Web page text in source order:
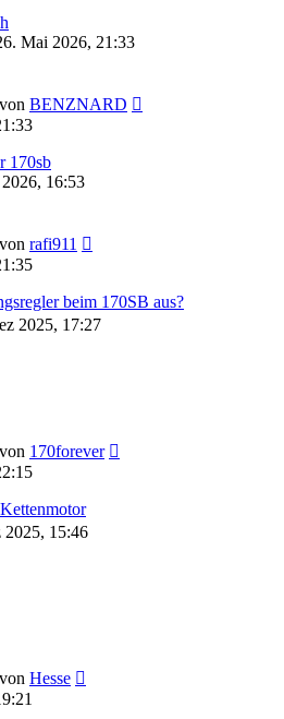
Mai 2026, 21:33
von BENZNARD
170sb
16:53
von rafi911
beim 170SB aus?
2025, 17:27
von 170forever
2025, 15:46
von Hesse